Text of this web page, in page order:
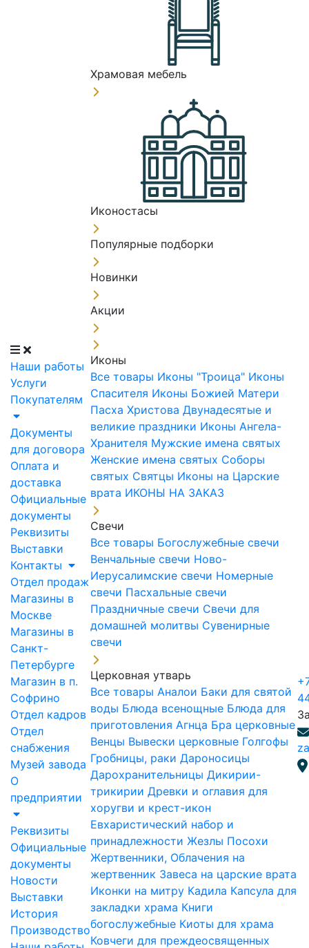
Наши работы
Услуги
Покупателям
Документы
для договора
Оплата и
доставка
Официальные
документы
Реквизиты
Выставки
Контакты
Отдел продаж
Магазины в
Москве
Магазины в
Санкт-
Петербурге
Магазин в п.
Софрино
Отдел кадров
Отдел
снабжения
Музей завода
О
предприятии
Реквизиты
Официальные
документы
Новости
Выставки
История
Производство
Храмовая мебель
Иконостасы
Популярные подборки
Новинки
Акции
Иконы
Все товары Иконы "Троица" Иконы
Спасителя Иконы Божией Матери
Пасха Христова Двунадесятые и
великие праздники Иконы Ангела-
Хранителя Мужские имена святых
Женские имена святых Соборы
святых Святцы Иконы на Царские
врата ИКОНЫ НА ЗАКАЗ
Свечи
Все товары Богослужебные свечи
Венчальные свечи Ново-
Иерусалимские свечи Номерные
свечи Пасхальные свечи
Праздничные свечи Свечи для
домашней молитвы Сувенирные
свечи
Церковная утварь
Все товары Аналои Баки для святой
воды Блюда всенощные Блюда для
приготовления Агнца Бра церковные
Венцы Вывески церковные Голгофы
Гробницы, раки Дароносицы
Дарохранительницы Дикирии-
трикирии Древки и оглавия для
хоругви и крест-икон
Евхаристический набор и
принадлежности Жезлы Посохи
Жертвенники, Облачения на
жертвенник Завеса на царские врата
Иконки на митру Кадила Капсула для
закладки храма Книги
богослужебные Киоты для храма
Ковчеги для преждеосвященных